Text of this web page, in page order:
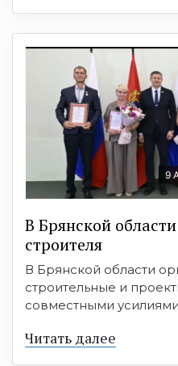
9
В Брянской
строителя
В Брянской области
строительные и
совместными усилиями
Читать далее